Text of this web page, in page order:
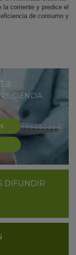
corriente y predice el
de consumo y
CIENCIA
DIFUNDIR